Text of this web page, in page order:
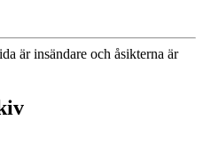
är insändare och åsikterna är